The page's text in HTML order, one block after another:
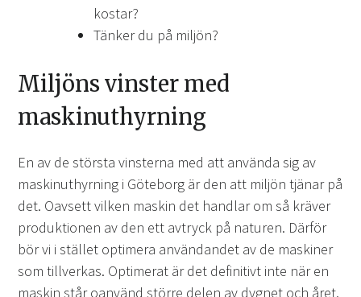
kostar?
Tänker du på miljön?
Miljöns vinster med
maskinuthyrning
En av de största vinsterna med att använda sig av
maskinuthyrning i Göteborg är den att miljön tjänar på
det. Oavsett vilken maskin det handlar om så kräver
produktionen av den ett avtryck på naturen. Därför
bör vi i stället optimera användandet av de maskiner
som tillverkas. Optimerat är det definitivt inte när en
maskin står oanvänd större delen av dygnet och året.